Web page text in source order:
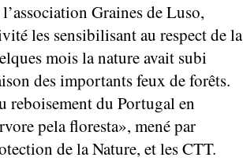
Graines de Luso,
les sensibilisant au respect de la
mois la nature avait subi
des importants feux de forêts.
reboisement du Portugal en
pela floresta», mené par
de la Nature, et les CTT.